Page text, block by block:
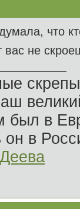
что
вас не
был в
он в